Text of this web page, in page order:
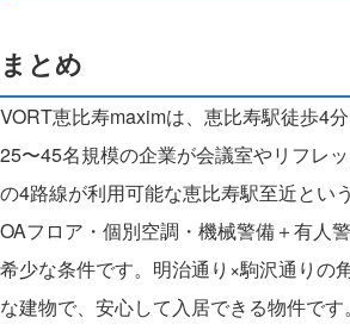
まとめ
VORT恵比寿maximは、恵比寿駅徒歩4
25〜45名規模の企業が会議室やリフレ
の4路線が利用可能な恵比寿駅至近とい
OAフロア・個別空調・機械警備＋有人
希少な条件です。明治通り×駒沢通りの
な建物で、安心して入居できる物件です。